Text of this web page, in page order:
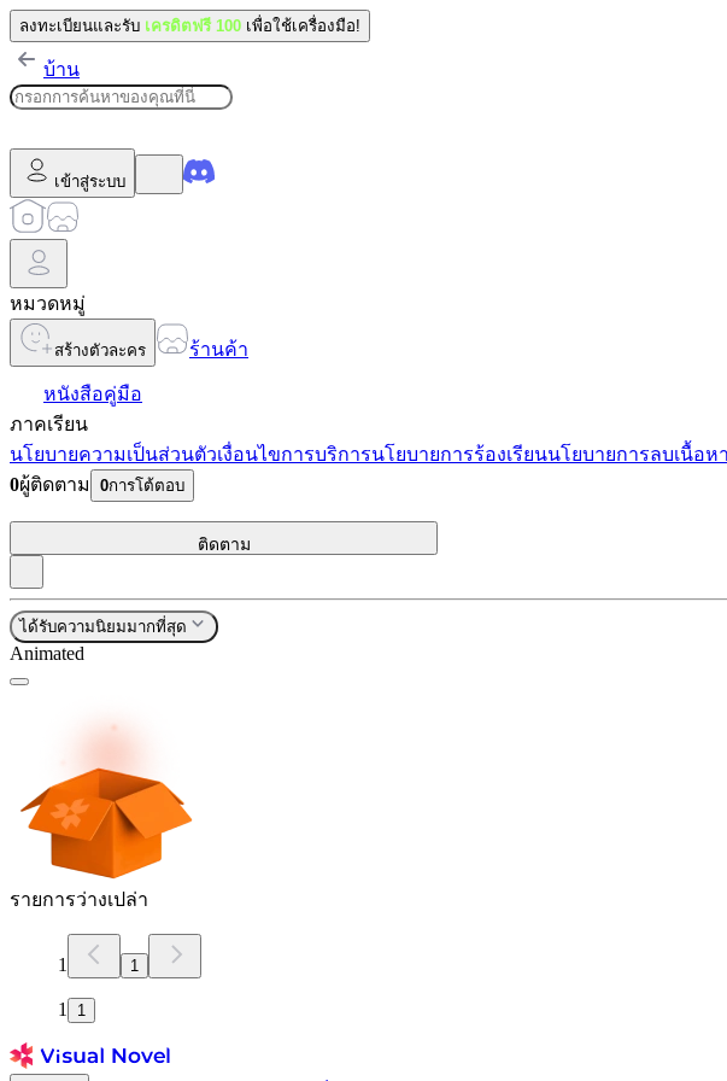
ลงทะเบียนและรับ เครดิตฟรี 100 เพื่อใช้เครื่องมือ!
บ้าน
เข้าสู่ระบบ
หมวดหมู่
สร้างตัวละคร ร้านค้า
หนังสือคู่มือ
ภาคเรียน
นโยบายความเป็นส่วนตัวเงื่อนไขการบริการนโยบายการร้องเรียนนโยบายการลบเนื้อหา
0ผู้ติดตาม 0การโต้ตอบ
ติดตาม
ได้รับความนิยมมากที่สุด
Animated
รายการว่างเปล่า
1 1
1 1